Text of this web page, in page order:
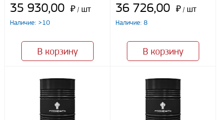
Безналичный расчет
персональных данных, в соответствии с федеральным законом от
27.07.2006 N152 ФЗ «О персональных данных», на условиях
целей, определенныхПолитикой конфиденциальности
Отправить
35 930,00 ₽ / шт
Наличие: >10
В корзину
36 726,00 ₽ / шт
Наличие: 8
В корзину